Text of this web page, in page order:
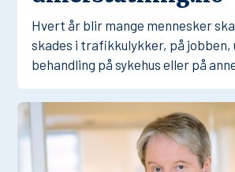
Hvert år blir mange mennesker
skades i trafikkulykker, på jobben,
behandling på sykehus eller på